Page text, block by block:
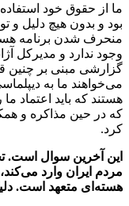
ما از حقوق خود
بود و بدون هیچ دلیل و
منحرف شدن برنامه
وجود ندارد و مدیرکل
گزارشی مبنی بر چنین
می‌خواهند ما به
هستند که باید اعتماد
که در حین مذاکره و
کرد.
این آخرین سوال است.
مردم ایران وارد
هسته‌ای متعهد است.